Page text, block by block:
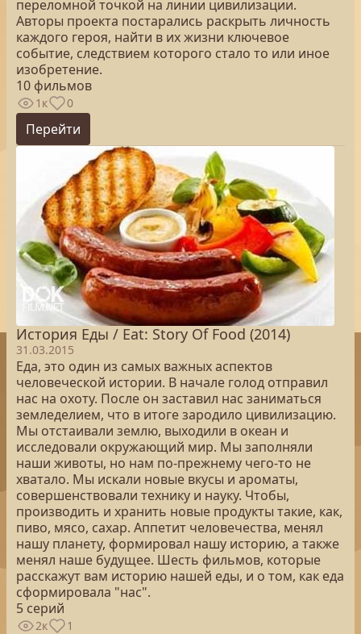
переломной точкой на линии цивилизации.
Авторы проекта постарались раскрыть личность
каждого героя, найти в их жизни ключевое
событие, следствием которого стало то или иное
изобретение.
10 фильмов
1к 0
Перейти
История Еды / Eat: Story Of Food (2014)
31.03.2015
Еда, это один из самых важных аспектов
человеческой истории. В начале голод отправил
нас на охоту. После он заставил нас заниматься
земледелием, что в итоге зародило цивилизацию.
Мы отстаивали землю, выходили в океан и
исследовали окружающий мир. Мы заполняли
наши животы, но нам по-прежнему чего-то не
хватало. Мы искали новые вкусы и ароматы,
совершенствовали технику и науку. Чтобы,
производить и хранить новые продукты такие, как,
пиво, мясо, сахар. Аппетит человечества, менял
нашу планету, формировал нашу историю, а также
менял наше будущее. Шесть фильмов, которые
расскажут вам историю нашей еды, и о том, как еда
сформировала "нас".
5 серий
2к 1